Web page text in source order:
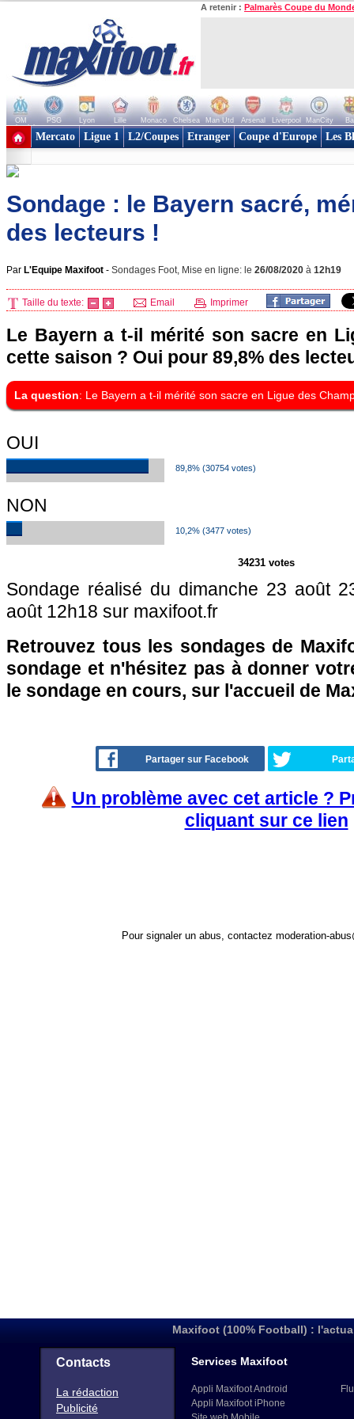
A retenir : Palmarès Coupe du
OM PSG Lyon Lille Monaco Chelsea Man Utd Arsenal Liverpool ManCity
+ de clubs
Mercato Ligue 1 L2/Coupes Etranger Coupe d'Europe Les
Sondage : le Bayern sacré,
des lecteurs !
Par L'Equipe Maxifoot - Sondages Foot, Mise en ligne: le 26/08/2020 à 12h19
Taille du texte: Email Imprimer
Le Bayern a t-il mérité son sacre en
cette saison ? Oui pour 89,8% des
La question: Le Bayern a t-il mérité son sacre en Ligue des
OUI
89,8% (30754 votes)
NON
10,2% (3477 votes)
34231 votes
Sondage réalisé du dimanche 23 août
août 12h18 sur maxifoot.fr
Retrouvez tous les sondages de
sondage et n'hésitez pas à donner
le sondage en cours, sur l'accueil de
Partager sur Facebook
Un problème avec cet article ?
cliquant sur ce lien
Pour signaler un abus, contactez moderation-
Maxifoot (100% Football) :
Contacts
La rédaction
Publicité
Services Maxifoot
Appli Maxifoot Android
Appli Maxifoot iPhone